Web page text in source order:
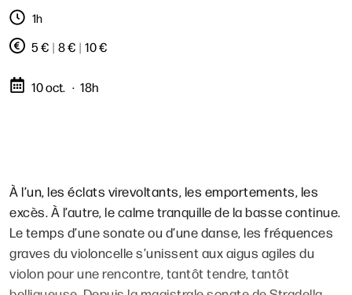
1h
5 € | 8 € | 10 €
10 oct. 18h
À l’un, les éclats virevoltants, les emportements, les
excès. À l’autre, le calme tranquille de la basse continue.
Le temps d’une sonate ou d’une danse, les fréquences
graves du violoncelle s’unissent aux aigus agiles du
violon pour une rencontre, tantôt tendre, tantôt